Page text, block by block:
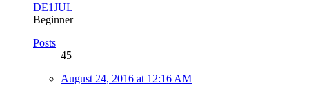
DE1JUL
Beginner
Posts
45
August 24, 2016 at 12:16 AM